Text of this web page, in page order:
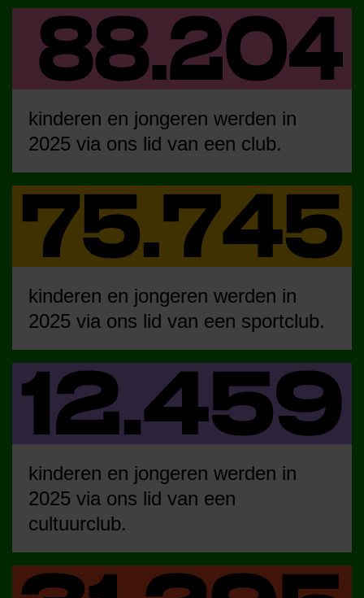
kinderen en jongeren werden in
2025 via ons lid van een club.
kinderen en jongeren werden in
2025 via ons lid van een sportclub.
kinderen en jongeren werden in
2025 via ons lid van een
cultuurclub.